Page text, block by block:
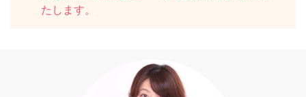
たします。